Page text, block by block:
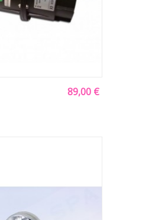
89,00 €